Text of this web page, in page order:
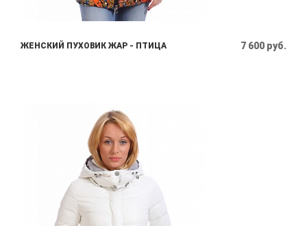
ЖЕНСКИЙ ПУХОВИК ЖАР - ПТИЦА 7 600 руб.